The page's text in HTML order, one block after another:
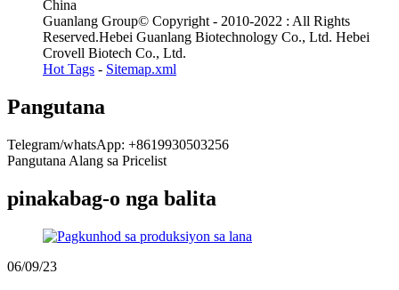
China
Guanlang Group© Copyright - 2010-2022 : All Rights
Reserved.Hebei Guanlang Biotechnology Co., Ltd. Hebei
Crovell Biotech Co., Ltd.
Hot Tags - Sitemap.xml
Pangutana
Telegram/whatsApp: +8619930503256
Pangutana Alang sa Pricelist
pinakabag-o nga balita
06/09/23